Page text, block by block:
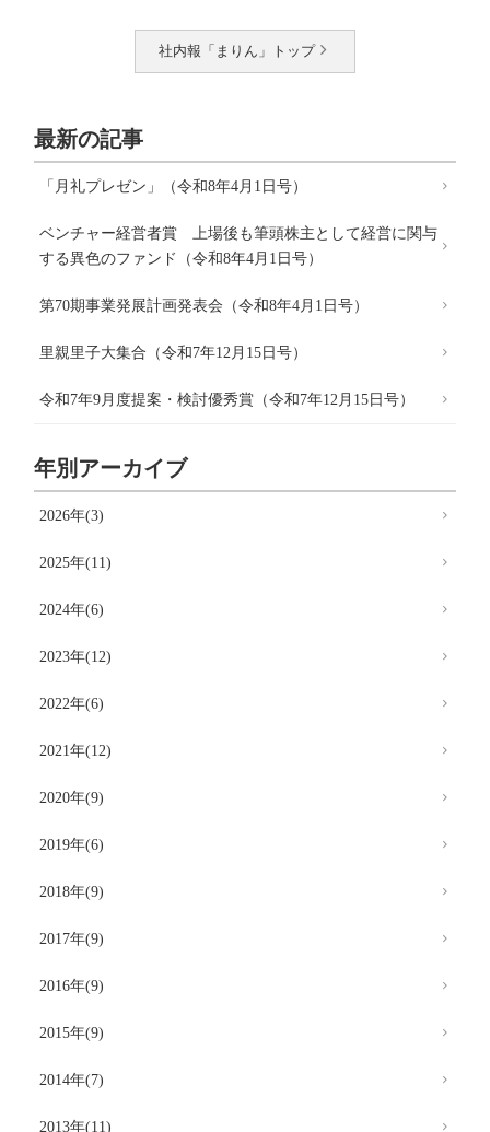
社内報「まりん」トップ
最新の記事
「月礼プレゼン」（令和8年4月1日号）
ベンチャー経営者賞 上場後も筆頭株主として経営に関与
する異色のファンド（令和8年4月1日号）
第70期事業発展計画発表会（令和8年4月1日号）
里親里子大集合（令和7年12月15日号）
令和7年9月度提案・検討優秀賞（令和7年12月15日号）
年別アーカイブ
2026年(3)
2025年(11)
2024年(6)
2023年(12)
2022年(6)
2021年(12)
2020年(9)
2019年(6)
2018年(9)
2017年(9)
2016年(9)
2015年(9)
2014年(7)
2013年(11)